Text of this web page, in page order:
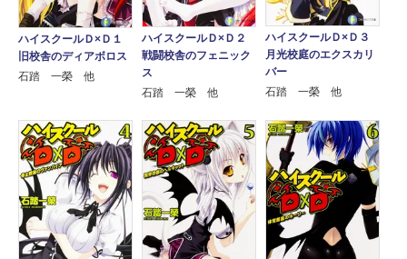
ハイスクールＤ×Ｄ１
旧校舎のディアボロス
石踏 一榮 他
ハイスクールＤ×Ｄ２
戦闘校舎のフェニック
ス
石踏 一榮 他
ハイスクールＤ×Ｄ３
月光校庭のエクスカリ
バー
石踏 一榮 他